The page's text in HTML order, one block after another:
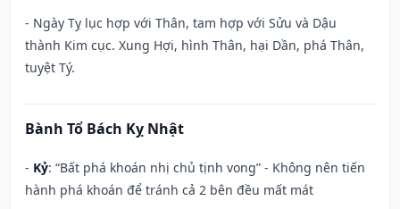
- Ngày Tỵ lục hợp với Thân, tam hợp với Sửu và Dậu
thành Kim cục. Xung Hợi, hình Thân, hại Dần, phá Thân,
tuyệt Tý.
Bành Tổ Bách Kỵ Nhật
- Kỷ: “Bất phá khoán nhị chủ tịnh vong” - Không nên tiến
hành phá khoán để tránh cả 2 bên đều mất mát